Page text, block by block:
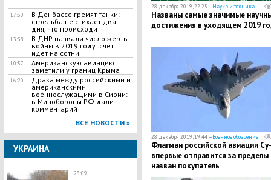
17:30
В Донбассе гремят танки:
стрельба не стихает два
дня, что происходит
13:38
В ДНР назвали число жертв
войны в 2019 году: счет
идет на сотни
10:57
Американскую авиацию
заметили у границ Крыма
16:20
​Драка между российскими и
американскими
военнослужащими в Сирии:
в Минобороны РФ дали
комментарий
ВСЕ НОВОСТИ »
УКРАИНА
23:09
28 декабря 2019, 22:25 —Наука и техника
Названы самые значимые
достижения в уходящем 2019
28 декабря 2019, 19:44 —Военное обозрение
Флагман российской авиации
впервые отправится за
назван покупатель